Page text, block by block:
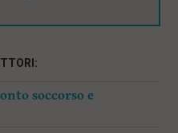
soccorso e